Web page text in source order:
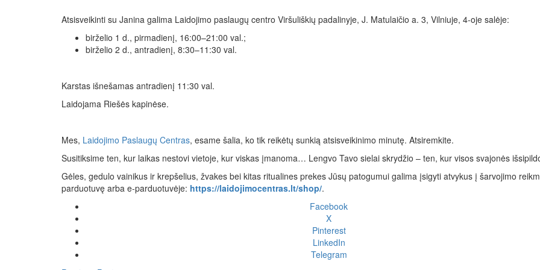
Atsisveikinti su Janina galima Laidojimo paslaugų centro Viršuliškių padalinyje, J. Matulaičio a. 3, Vilniuje, 4-oje salėje:
birželio 1 d., pirmadienį, 16:00–21:00 val.;
birželio 2 d., antradienį, 8:30–11:30 val.
Karstas išnešamas antradienį 11:30 val.
Laidojama Riešės kapinėse.
Mes, Laidojimo Paslaugų Centras, esame šalia, ko tik reikėtų sunkią atsisveikinimo minutę. Atsiremkite.
Susitiksime ten, kur laikas nestovi vietoje, kur viskas įmanoma… Lengvo Tavo sielai skrydžio – ten, kur visos svajonės
Gėles, gedulo vainikus ir krepšelius, žvakes bei kitas ritualines prekes Jūsų patogumui galima įsigyti atvykus į šarvojimo
parduotuvę arba e-parduotuvėje: https://laidojimocentras.lt/shop/.
Facebook
X
Pinterest
LinkedIn
Telegram